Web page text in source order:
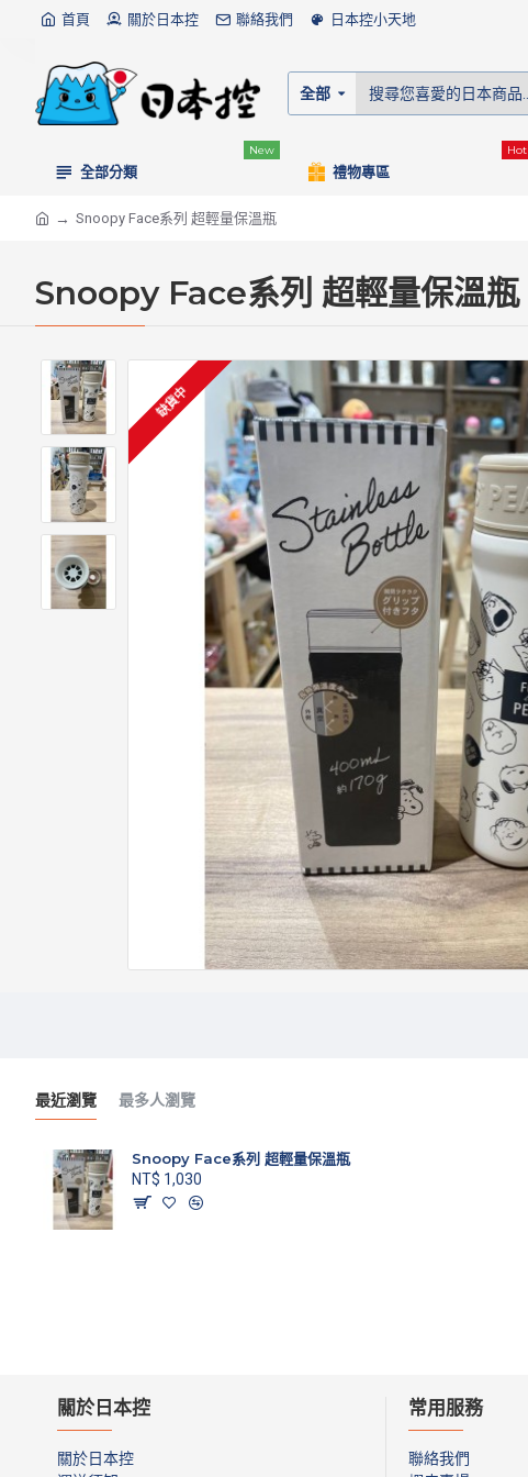
首頁 關於日本控 聯絡我們 日本控小天地
全部
全部分類
New
禮物專區
Hot
Snoopy Face系列 超輕量保溫瓶
Snoopy Face系列 超輕量保溫瓶
缺貨中
最近瀏覽 最多人瀏覽
Snoopy Face系列 超輕量保溫瓶
NT$ 1,030
關於日本控
關於日本控
常用服務
聯絡我們